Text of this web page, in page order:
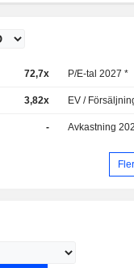
72,7x P/E-tal 2027 *
3,82x EV /
- Avkastning